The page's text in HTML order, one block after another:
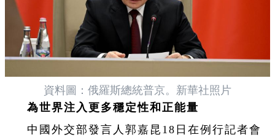
資料圖：俄羅斯總統普京。新華社照片
為世界注入更多穩定性和正能量
中國外交部發言人郭嘉昆18日在例行記者會